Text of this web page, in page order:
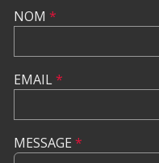
NOM *
EMAIL*
MESSAGE *